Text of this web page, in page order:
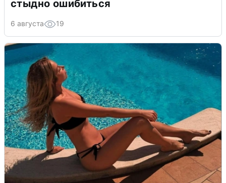
стыдно ошибиться
6 августа 19